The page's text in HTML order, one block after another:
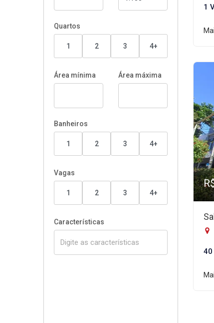
Quartos
1 2 3 4+
Área mínima Área máxima
Banheiros
1 2 3 4+
Vagas
1 2 3 4+
Características
1
40